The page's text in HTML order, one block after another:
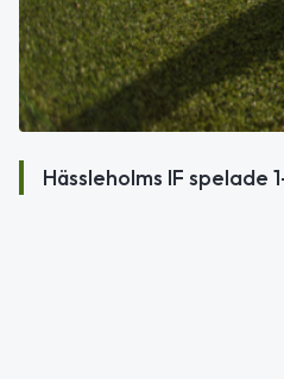
Hässleholms IF spelade